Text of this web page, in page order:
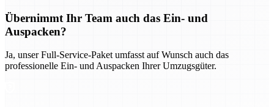
Übernimmt Ihr Team auch das Ein- und
Auspacken?
Ja, unser Full-Service-Paket umfasst auf Wunsch auch das
professionelle Ein- und Auspacken Ihrer Umzugsgüter.